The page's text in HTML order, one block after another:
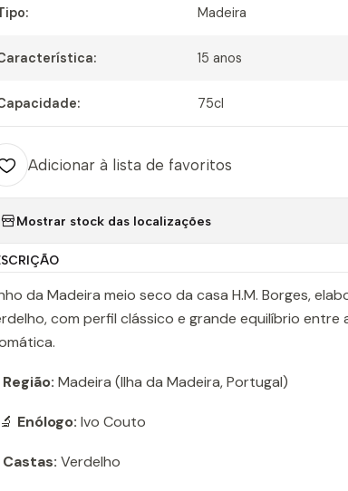
Madeira
15 anos
75cl
Adicionar à lista de favoritos
Mostrar stock das localizações
da Madeira meio seco da casa H.M. Borges,
com perfil clássico e grande equilíbrio entre
Região: Madeira (Ilha da Madeira, Portugal)
Enólogo: Ivo Couto
Castas: Verdelho